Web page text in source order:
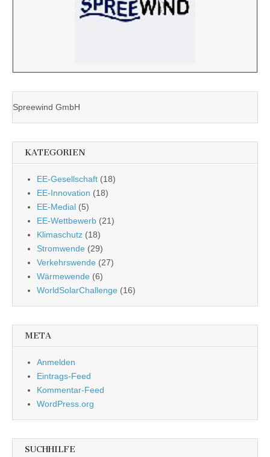
Spreewind GmbH
KATEGORIEN
EE-Gesellschaft (18)
EE-Innovation (18)
EE-Medial (5)
EE-Wettbewerb (21)
Klimaschutz (18)
Stromwende (29)
Verkehrswende (27)
Wärmewende (6)
WorldSolarChallenge (16)
META
Anmelden
Eintrags-Feed
Kommentar-Feed
WordPress.org
SUCHHILFE